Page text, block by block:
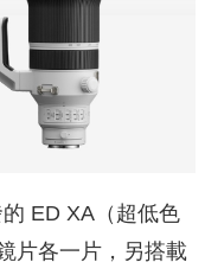
ED XA（超低色
片各一片，另搭載